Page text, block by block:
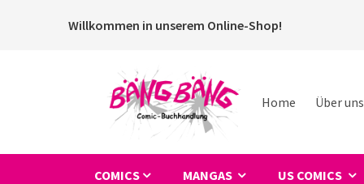
Willkommen in unserem Online-Shop!
Home Über uns
COMICS MANGAS US COMICS